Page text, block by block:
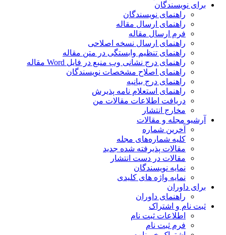
برای نویسندگان
راهنمای نویسندگان
راهنمای ارسال مقاله
فرم ارسال مقاله
راهنمای ارسال نسخه اصلاحی
راهنمای تنظیم وابستگی در متن مقاله
راهنمای درج نشانی وب منبع در فایل Word مقاله
راهنمای اصلاح مشخصات نویسندگان
راهنمای درج بیانیه
راهنمای استعلام نامه پذیرش
دریافت اطلاعات مقالات من
مخارج انتشار
آرشیو مجله و مقالات
آخرین شماره
کلیه شماره‌های مجله
مقالات پذیرفته شده جدید
مقالات در دست انتشار
نمایه نویسندگان
نمایه واژه های کلیدی
برای داوران
راهنمای داوران
ثبت نام و اشتراک
اطلاعات ثبت نام
فرم ثبت نام